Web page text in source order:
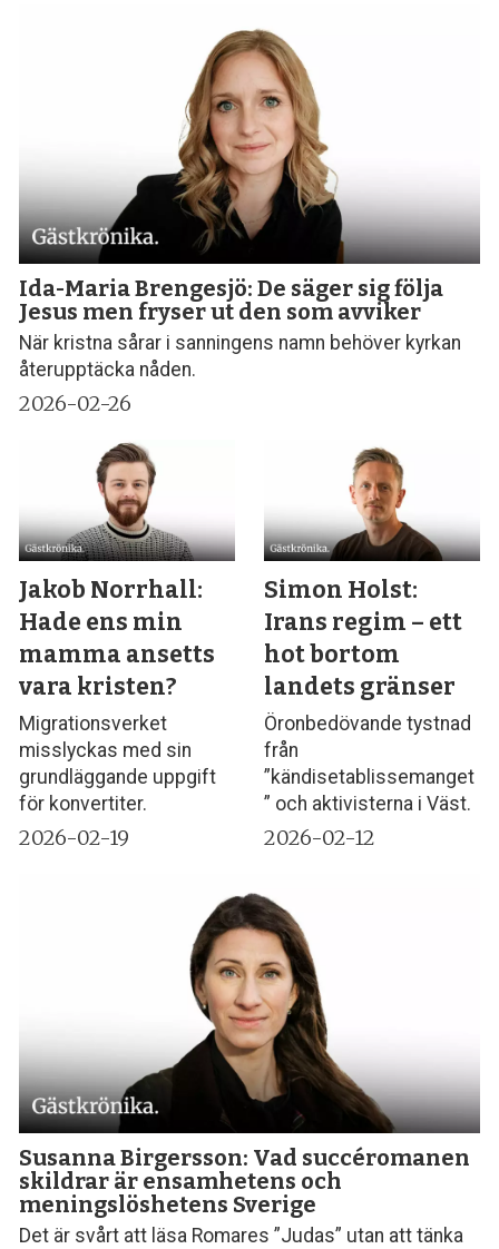
Ida-Maria Brengesjö: De säger sig följa
Jesus men fryser ut den som avviker
När kristna sårar i sanningens namn behöver kyrkan
återupptäcka nåden.
2026-02-26
Jakob Norrhall:
Hade ens min
mamma ansetts
vara kristen?
Migrationsverket
misslyckas med sin
grundläggande uppgift
för konvertiter.
2026-02-19
Simon Holst:
Irans regim – ett
hot bortom
landets gränser
Öronbedövande tystnad
från
”kändisetablissemanget
” och aktivisterna i Väst.
2026-02-12
Susanna Birgersson: Vad succéromanen
skildrar är ensamhetens och
meningslöshetens Sverige
Det är svårt att läsa Romares ”Judas” utan att tänka